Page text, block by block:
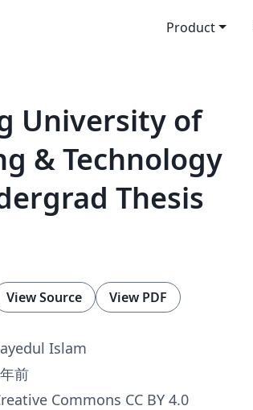
Product
University of
& Technology
Thesis
View Source View PDF
Islam
前
Commons CC BY 4.0